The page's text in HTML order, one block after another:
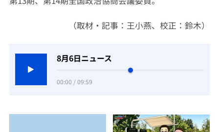
（取材・記事：王小燕、校正：鈴木）
8月6日ニュース
00:00 / 09:59